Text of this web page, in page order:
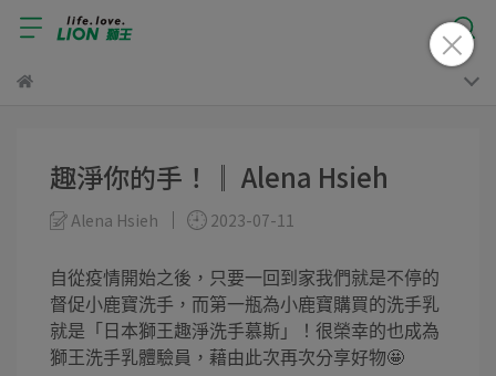
趣淨你的手！║ Alena Hsieh
Alena Hsieh 2023-07-11
自從疫情開始之後，只要一回到家我們就是不停的
督促小鹿寶洗手，而第一瓶為小鹿寶購買的洗手乳
就是「日本獅王趣淨洗手慕斯」！很榮幸的也成為
獅王洗手乳體驗員，藉由此次再次分享好物🤩